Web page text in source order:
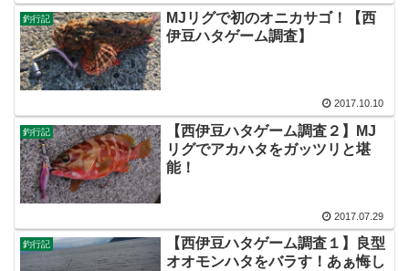
釣行記
MJリグで初のオニカサゴ！【西
伊豆ハタゲーム調査】
2017.10.10
釣行記
【西伊豆ハタゲーム調査２】MJ
リグでアカハタをガッツリと堪
能！
2017.07.29
釣行記
【西伊豆ハタゲーム調査１】良型
オオモンハタをバラす！あぁ悔し